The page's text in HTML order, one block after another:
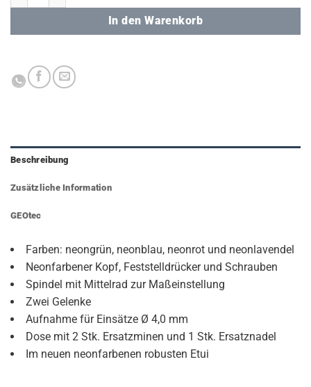
In den Warenkorb
Beschreibung
Zusätzliche Information
GEOtec
Farben: neongrün, neonblau, neonrot und neonlavendel
Neonfarbener Kopf, Feststelldrücker und Schrauben
Spindel mit Mittelrad zur Maßeinstellung
Zwei Gelenke
Aufnahme für Einsätze Ø 4,0 mm
Dose mit 2 Stk. Ersatzminen und 1 Stk. Ersatznadel
Im neuen neonfarbenen robusten Etui